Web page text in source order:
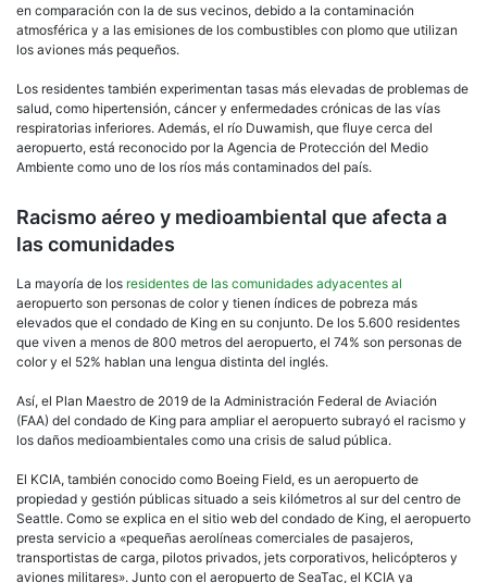
del
King
en comparación con la de sus vecinos, debido a la contaminación
atmosférica y a las emisiones de los combustibles con plomo que utilizan
los aviones más pequeños.
Los residentes también experimentan tasas más elevadas de problemas de
salud, como hipertensión, cáncer y enfermedades crónicas de las vías
respiratorias inferiores. Además, el río Duwamish, que fluye cerca del
aeropuerto, está reconocido por la Agencia de Protección del Medio
Ambiente como uno de los ríos más contaminados del país.
Racismo aéreo y medioambiental que afecta a
las comunidades
La mayoría de los residentes de las comunidades adyacentes al
aeropuerto son personas de color y tienen índices de pobreza más
elevados que el condado de King en su conjunto. De los 5.600 residentes
que viven a menos de 800 metros del aeropuerto, el 74% son personas de
color y el 52% hablan una lengua distinta del inglés.
Así, el Plan Maestro de 2019 de la Administración Federal de Aviación
(FAA) del condado de King para ampliar el aeropuerto subrayó el racismo y
los daños medioambientales como una crisis de salud pública.
El KCIA, también conocido como Boeing Field, es un aeropuerto de
propiedad y gestión públicas situado a seis kilómetros al sur del centro de
Seattle. Como se explica en el sitio web del condado de King, el aeropuerto
presta servicio a «pequeñas aerolíneas comerciales de pasajeros,
transportistas de carga, pilotos privados, jets corporativos, helicópteros y
aviones militares». Junto con el aeropuerto de SeaTac, el KCIA ya